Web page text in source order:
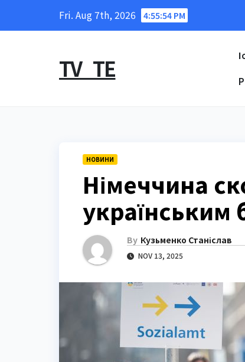
Fri. Aug 7th, 2026 4:55:55 PM
TV_TE
НОВИНИ
Німеччина
українським
By Кузьменко Станіслав
NOV 13, 2025